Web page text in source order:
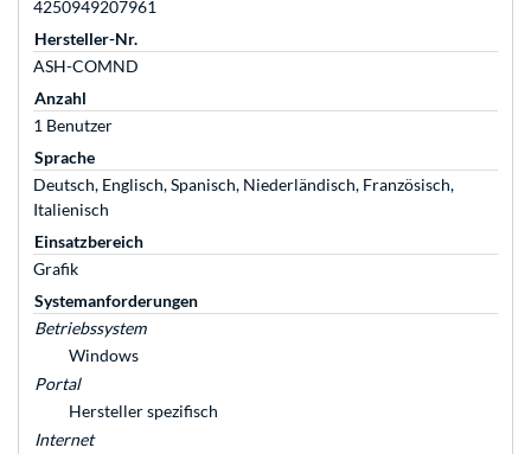
4250949207961
Hersteller-Nr.
ASH-COMND
Anzahl
1 Benutzer
Sprache
Deutsch, Englisch, Spanisch, Niederländisch, Französisch,
Italienisch
Einsatzbereich
Grafik
Systemanforderungen
Betriebssystem
Windows
Portal
Hersteller spezifisch
Internet